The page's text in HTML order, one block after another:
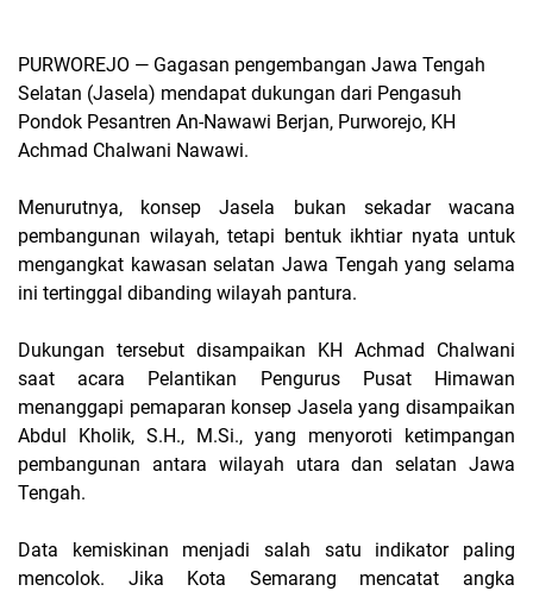
PURWOREJO — Gagasan pengembangan Jawa Tengah
Selatan (Jasela) mendapat dukungan dari Pengasuh
Pondok Pesantren An-Nawawi Berjan, Purworejo, KH
Achmad Chalwani Nawawi.
Menurutnya, konsep Jasela bukan sekadar wacana
pembangunan wilayah, tetapi bentuk ikhtiar nyata untuk
mengangkat kawasan selatan Jawa Tengah yang selama
ini tertinggal dibanding wilayah pantura.
Dukungan tersebut disampaikan KH Achmad Chalwani
saat acara Pelantikan Pengurus Pusat Himawan
menanggapi pemaparan konsep Jasela yang disampaikan
Abdul Kholik, S.H., M.Si., yang menyoroti ketimpangan
pembangunan antara wilayah utara dan selatan Jawa
Tengah.
Data kemiskinan menjadi salah satu indikator paling
mencolok. Jika Kota Semarang mencatat angka